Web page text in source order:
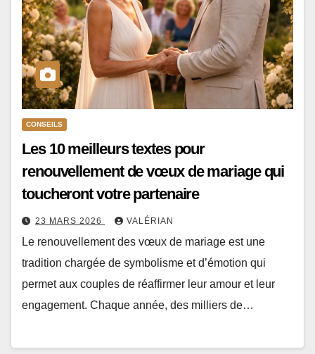
CONSEILS
Les 10 meilleurs textes pour
renouvellement de vœux de mariage qui
toucheront votre partenaire
23 MARS 2026 VALÉRIAN
Le renouvellement des vœux de mariage est une
tradition chargée de symbolisme et d’émotion qui
permet aux couples de réaffirmer leur amour et leur
engagement. Chaque année, des milliers de…